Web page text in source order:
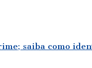
saiba como